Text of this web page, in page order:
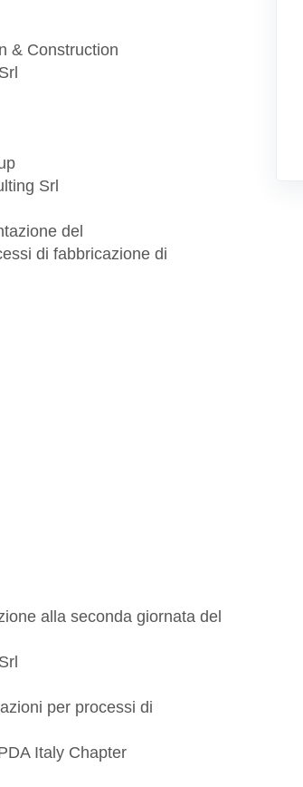
& Construction
Srl
del
di fabbricazione di
alla seconda giornata del
per processi di
Italy Chapter